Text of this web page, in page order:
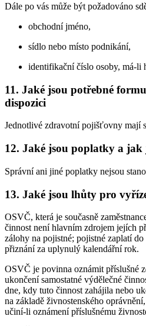
Dále po vás může být požadováno
obchodní jméno,
sídlo nebo místo podnikání,
identifikační číslo osoby, má-li
11. Jaké jsou potřebné
dispozici
Jednotlivé zdravotní pojišťovny mají
12. Jaké jsou poplatky a jak
Správní ani jiné poplatky nejsou
13. Jaké jsou lhůty pro
OSVČ, která je současně
činnost není hlavním zdrojem jejích
zálohy na pojistné; pojistné zaplatí
přiznání za uplynulý kalendářní rok.
OSVČ je povinna oznámit příslušné
ukončení samostatné výdělečné
dne, kdy tuto činnost zahájila nebo
na základě živnostenského
učiní-li oznámení příslušnému